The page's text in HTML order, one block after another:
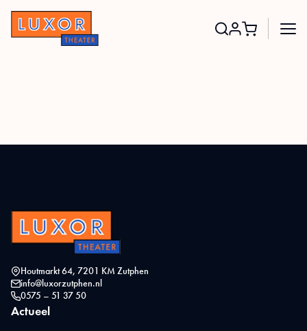
Houtmarkt 64, 7201 KM Zutphen
info@luxorzutphen.nl
0575 – 51 37 50
Actueel